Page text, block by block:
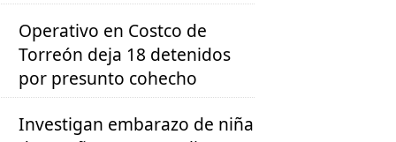
Operativo en Costco de
Torreón deja 18 detenidos
por presunto cohecho
Investigan embarazo de niña